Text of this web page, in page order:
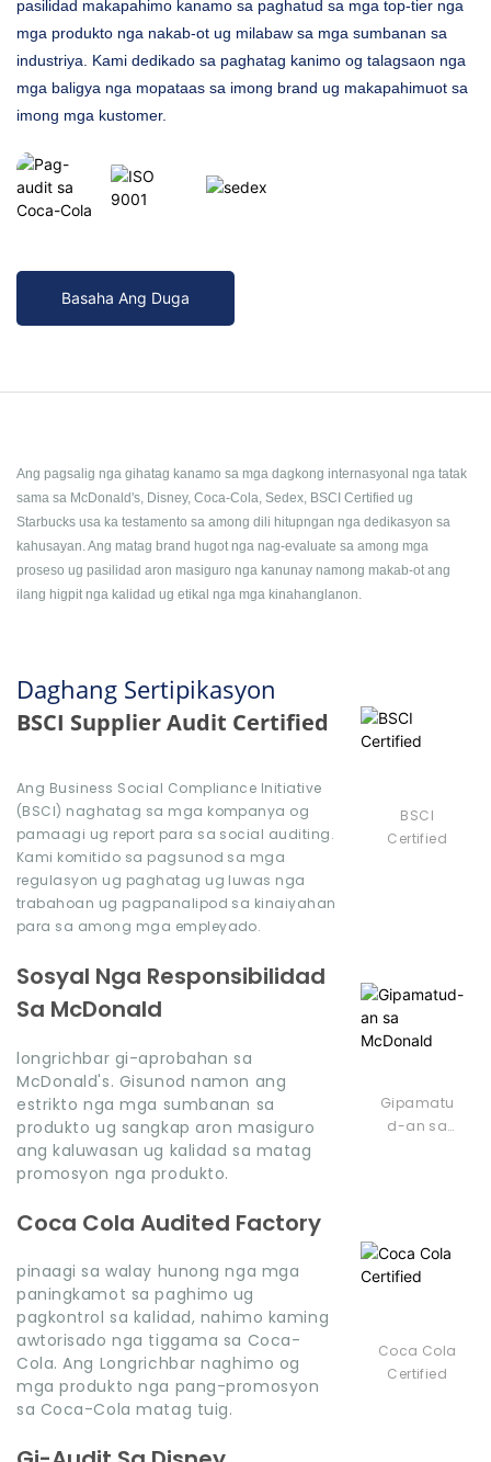
pasilidad makapahimo kanamo sa paghatud sa mga top-tier nga
mga produkto nga nakab-ot ug milabaw sa mga sumbanan sa
industriya. Kami dedikado sa paghatag kanimo og talagsaon nga
mga baligya nga mopataas sa imong brand ug makapahimuot sa
imong mga kustomer.
Basaha Ang Duga
Ang pagsalig nga gihatag kanamo sa mga dagkong internasyonal nga tatak
sama sa McDonald's, Disney, Coca-Cola, Sedex, BSCI Certified ug
Starbucks usa ka testamento sa among dili hitupngan nga dedikasyon sa
kahusayan. Ang matag brand hugot nga nag-evaluate sa among mga
proseso ug pasilidad aron masiguro nga kanunay namong makab-ot ang
ilang higpit nga kalidad ug etikal nga mga kinahanglanon.
Daghang Sertipikasyon
BSCI Supplier Audit Certified
Ang Business Social Compliance Initiative
(BSCI) naghatag sa mga kompanya og
pamaagi ug report para sa social auditing.
Kami komitido sa pagsunod sa mga
regulasyon ug paghatag ug luwas nga
trabahoan ug pagpanalipod sa kinaiyahan
para sa among mga empleyado.
BSCI
Certified
Sosyal Nga Responsibilidad
Sa McDonald
longrichbar gi-aprobahan sa
McDonald's. Gisunod namon ang
estrikto nga mga sumbanan sa
produkto ug sangkap aron masiguro
ang kaluwasan ug kalidad sa matag
promosyon nga produkto.
Gipamatu
d-an sa
Coca Cola Audited Factory
pinaagi sa walay hunong nga mga
paningkamot sa paghimo ug
pagkontrol sa kalidad, nahimo kaming
awtorisado nga tiggama sa Coca-
Cola. Ang Longrichbar naghimo og
mga produkto nga pang-promosyon
sa Coca-Cola matag tuig.
Coca Cola
Certified